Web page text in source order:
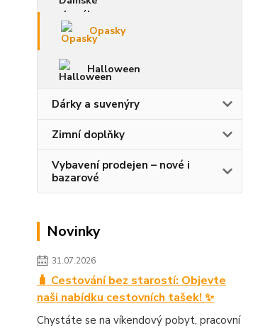
Opasky
Halloween
Dárky a suvenýry
Zimní doplňky
Vybavení prodejen – nové i
bazarové
Novinky
31.07.2026
🧳 Cestování bez starostí: Objevte
naši nabídku cestovních tašek! ✨
Chystáte se na víkendový pobyt, pracovní